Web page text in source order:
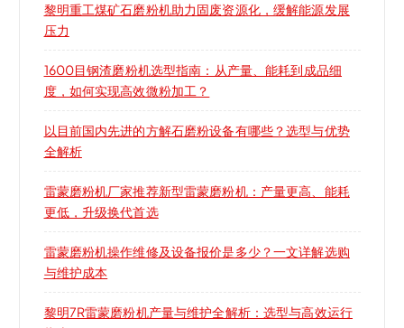
黎明重工煤矿石磨粉机助力固废资源化，缓解能源发展
压力
1600目钢渣磨粉机选型指南：从产量、能耗到成品细
度，如何实现高效微粉加工？
以目前国内先进的方解石磨粉设备有哪些？选型与优势
全解析
雷蒙磨粉机厂家推荐新型雷蒙磨粉机：产量更高、能耗
更低，升级换代首选
雷蒙磨粉机操作维修及设备报价是多少？一文详解选购
与维护成本
黎明7R雷蒙磨粉机产量与维护全解析：选型与高效运行